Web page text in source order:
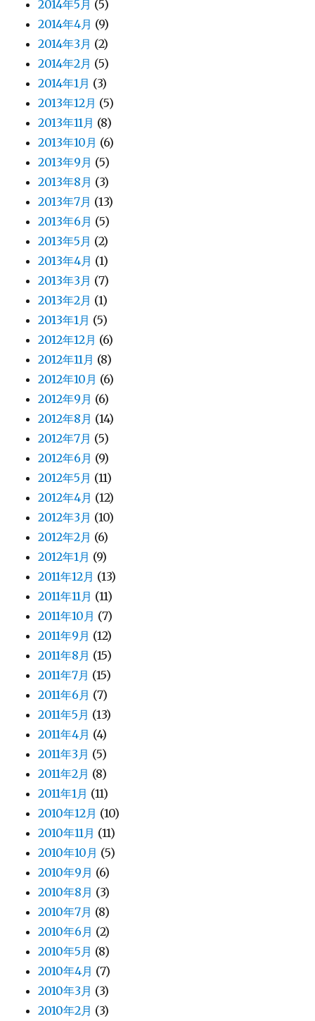
2014年5月 (5)
2014年4月 (9)
2014年3月 (2)
2014年2月 (5)
2014年1月 (3)
2013年12月 (5)
2013年11月 (8)
2013年10月 (6)
2013年9月 (5)
2013年8月 (3)
2013年7月 (13)
2013年6月 (5)
2013年5月 (2)
2013年4月 (1)
2013年3月 (7)
2013年2月 (1)
2013年1月 (5)
2012年12月 (6)
2012年11月 (8)
2012年10月 (6)
2012年9月 (6)
2012年8月 (14)
2012年7月 (5)
2012年6月 (9)
2012年5月 (11)
2012年4月 (12)
2012年3月 (10)
2012年2月 (6)
2012年1月 (9)
2011年12月 (13)
2011年11月 (11)
2011年10月 (7)
2011年9月 (12)
2011年8月 (15)
2011年7月 (15)
2011年6月 (7)
2011年5月 (13)
2011年4月 (4)
2011年3月 (5)
2011年2月 (8)
2011年1月 (11)
2010年12月 (10)
2010年11月 (11)
2010年10月 (5)
2010年9月 (6)
2010年8月 (3)
2010年7月 (8)
2010年6月 (2)
2010年5月 (8)
2010年4月 (7)
2010年3月 (3)
2010年2月 (3)